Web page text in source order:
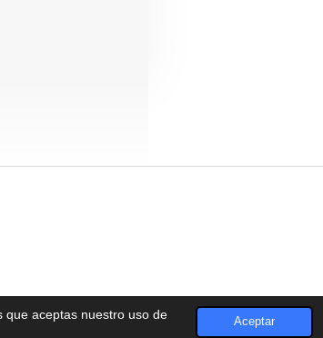
que aceptas nuestro uso de
Aceptar